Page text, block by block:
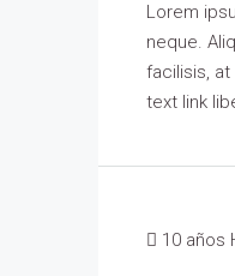
Lorem
neque.
facilisis,
text link
10 años